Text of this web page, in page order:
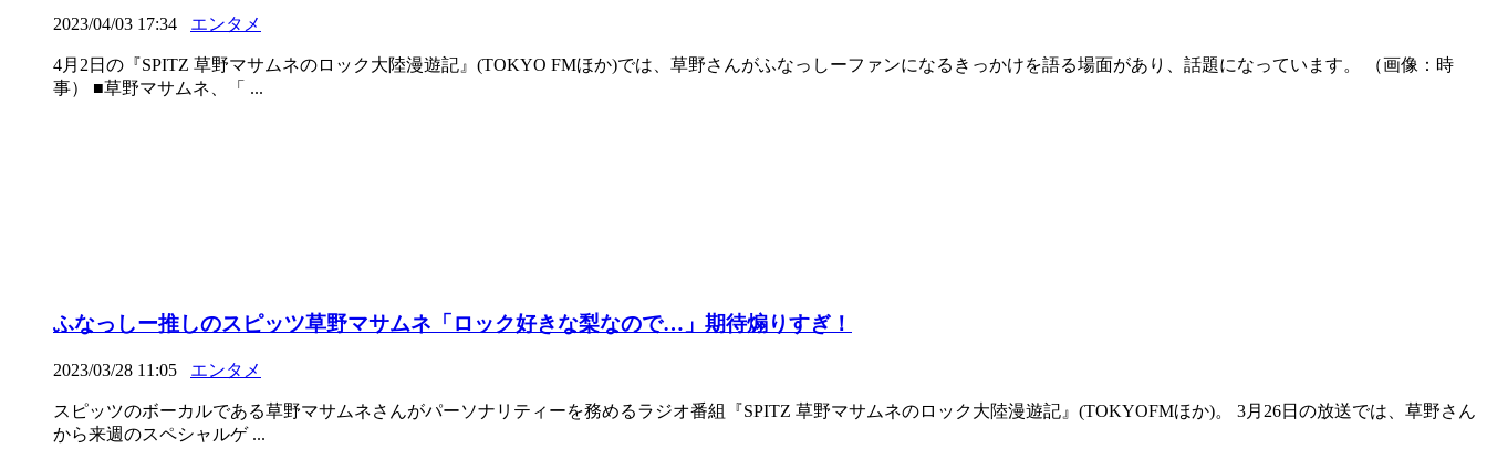
2023/04/03 17:34 エンタメ
4月2日の『SPITZ 草野マサムネのロック大陸漫遊記』(TOKYO FMほか)では、草野さんがふなっしーファンになるきっかけを語る場面があり、話題になっています。 （画像：時
事） ■草野マサムネ、「 ...
ふなっしー推しのスピッツ草野マサムネ「ロック好きな梨なので…」期待煽りすぎ！
2023/03/28 11:05 エンタメ
スピッツのボーカルである草野マサムネさんがパーソナリティーを務めるラジオ番組『SPITZ 草野マサムネのロック大陸漫遊記』(TOKYOFMほか)。 3月26日の放送では、草野さん
から来週のスペシャルゲ ...